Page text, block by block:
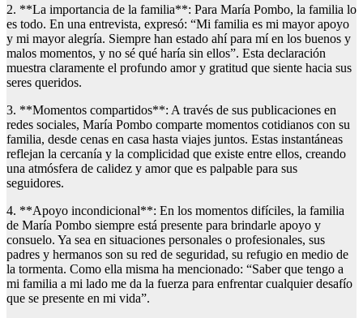
2. **La importancia de la familia**: Para María Pombo, la familia lo
es todo. En una entrevista, expresó: “Mi familia es mi mayor apoyo
y mi mayor alegría. Siempre han estado ahí para mí en los buenos y
malos momentos, y no sé qué haría sin ellos”. Esta declaración
muestra claramente el profundo amor y gratitud que siente hacia sus
seres queridos.
3. **Momentos compartidos**: A través de sus publicaciones en
redes sociales, María Pombo comparte momentos cotidianos con su
familia, desde cenas en casa hasta viajes juntos. Estas instantáneas
reflejan la cercanía y la complicidad que existe entre ellos, creando
una atmósfera de calidez y amor que es palpable para sus
seguidores.
4. **Apoyo incondicional**: En los momentos difíciles, la familia
de María Pombo siempre está presente para brindarle apoyo y
consuelo. Ya sea en situaciones personales o profesionales, sus
padres y hermanos son su red de seguridad, su refugio en medio de
la tormenta. Como ella misma ha mencionado: “Saber que tengo a
mi familia a mi lado me da la fuerza para enfrentar cualquier desafío
que se presente en mi vida”.